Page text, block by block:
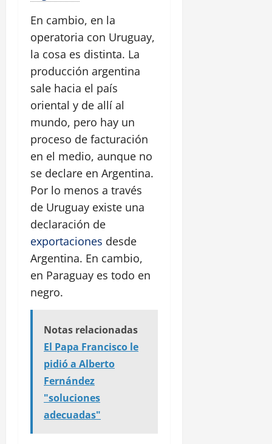
En cambio, en la
operatoria con Uruguay,
la cosa es distinta. La
producción argentina
sale hacia el país
oriental y de allí al
mundo, pero hay un
proceso de facturación
en el medio, aunque no
se declare en Argentina.
Por lo menos a través
de Uruguay existe una
declaración de
exportaciones desde
Argentina. En cambio,
en Paraguay es todo en
negro.
Notas relacionadas
El Papa Francisco le
pidió a Alberto
Fernández
"soluciones
adecuadas"